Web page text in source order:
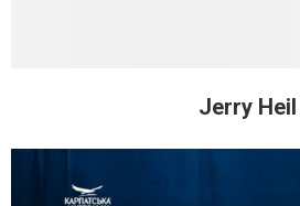
Jerry Heil